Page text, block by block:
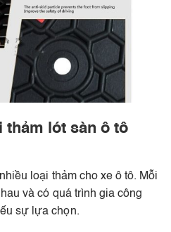
thảm lót sàn ô tô
loại thảm cho xe ô tô. Mỗi
và có quá trình gia công
sự lựa chọn.